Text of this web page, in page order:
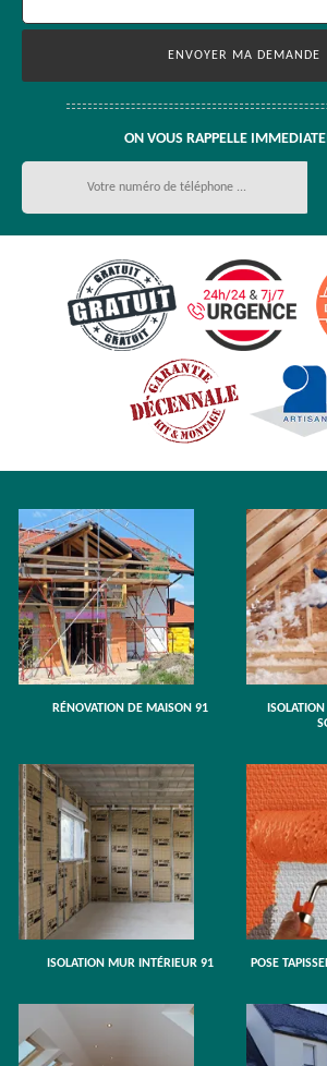
ON VOUS RAPPELLE
RÉNOVATION DE MAISON 91
ISOLATION MUR INTÉRIEUR 91 POSE